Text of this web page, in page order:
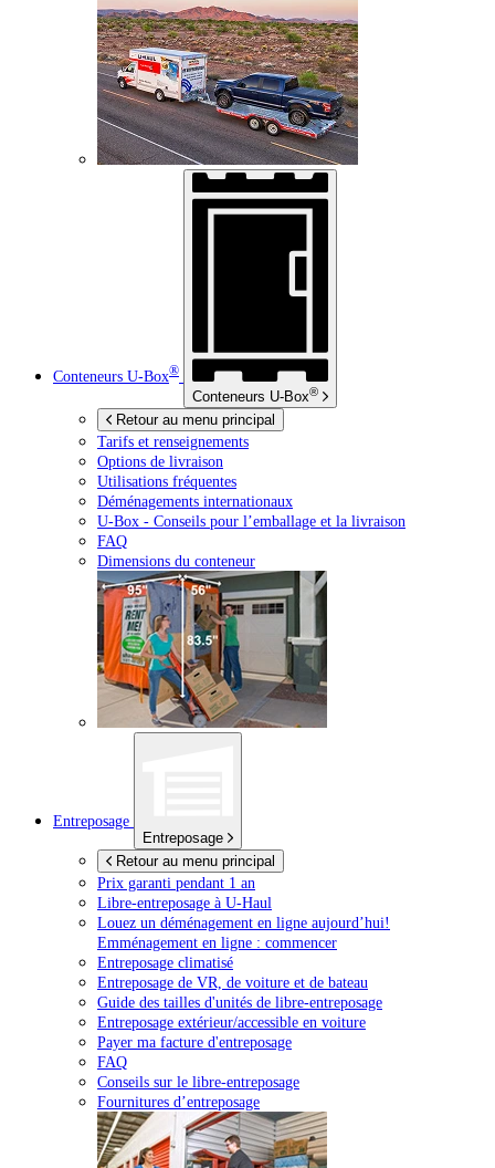
Conteneurs U-Box®
Conteneurs U-Box®
Retour au menu principal
Tarifs et renseignements
Options de livraison
Utilisations fréquentes
Déménagements internationaux
U-Box - Conseils pour l’emballage et la livraison
FAQ
Dimensions du conteneur
Entreposage
Entreposage
Retour au menu principal
Prix garanti pendant 1 an
Libre-entreposage à U-Haul
Louez un déménagement en ligne aujourd’hui!
Emménagement en ligne : commencer
Entreposage climatisé
Entreposage de VR, de voiture et de bateau
Guide des tailles d'unités de libre-entreposage
Entreposage extérieur/accessible en voiture
Payer ma facture d'entreposage
FAQ
Conseils sur le libre-entreposage
Fournitures d’entreposage